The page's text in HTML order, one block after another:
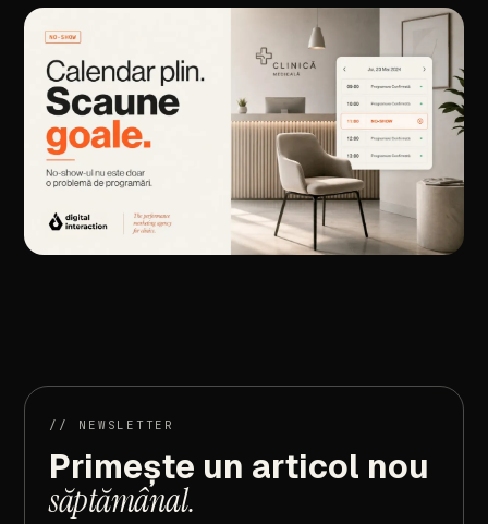
// NEWSLETTER
Primește un articol nou
săptămânal.